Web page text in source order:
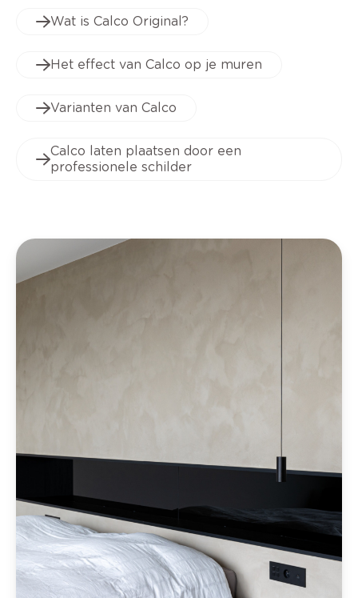
Wat is Calco Original?
Het effect van Calco op je muren
Varianten van Calco
Calco laten plaatsen door een
professionele schilder